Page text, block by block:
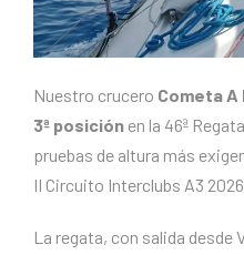
Nuestro crucero Cometa A
3ª posición en la 46ª
pruebas de altura más
II Circuito Interclubs A3
La regata, con salida desde